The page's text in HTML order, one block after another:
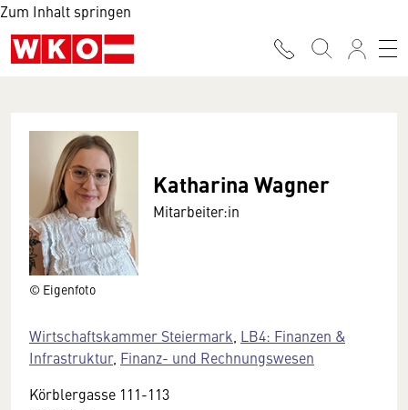
Zum Inhalt springen
© Eigenfoto
Katharina Wagner
Mitarbeiter:in
Wirtschaftskammer Steiermark LB4: Finanzen &
Infrastruktur, Finanz- und Rechnungswesen
Körblergasse 111-113